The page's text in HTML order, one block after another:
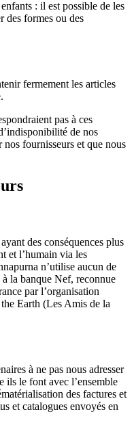
: il est possible de les
des formes ou des
fermement les articles
pas à ces
de nos
fournisseurs et que nous
des conséquences plus
et l’humain via les
n’utilise aucun de
la banque Nef, reconnue
par l’organisation
Earth (Les Amis de la
à ne pas nous adresser
ils le font avec l’ensemble
des factures et
et catalogues envoyés en